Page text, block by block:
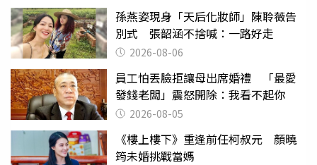
孫燕姿現身「天后化妝師」陳聆薇告
別式 張韶涵不捨喊：一路好走
2026-08-06
員工怕丟臉拒讓母出席婚禮 「最愛
發錢老闆」震怒開除：我看不起你
2026-08-05
《樓上樓下》重逢前任柯叔元 顏曉
筠未婚挑戰當媽